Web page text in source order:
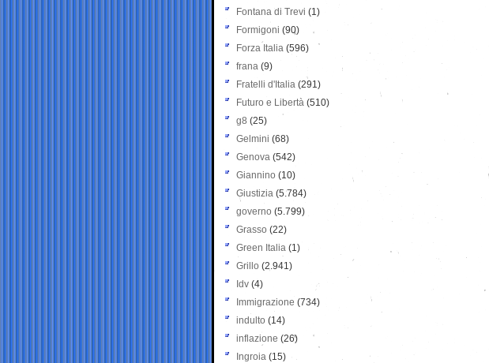
Fontana di Trevi (1)
Formigoni (90)
Forza Italia (596)
frana (9)
Fratelli d'Italia (291)
Futuro e Libertà (510)
g8 (25)
Gelmini (68)
Genova (542)
Giannino (10)
Giustizia (5.784)
governo (5.799)
Grasso (22)
Green Italia (1)
Grillo (2.941)
Idv (4)
Immigrazione (734)
indulto (14)
inflazione (26)
Ingroia (15)